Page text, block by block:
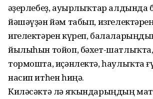
Ҡәҙерлебеҙ, ауырлыҡтар алдында
йәшәүҙән йәм табып,
игелектәрен күреп,
йылыһын тойоп, бәхет-
тормошта, иҫәнлектә, һаулыҡта
насип итһен һиңә.
Киләсәктә лә яҡындарыңдың